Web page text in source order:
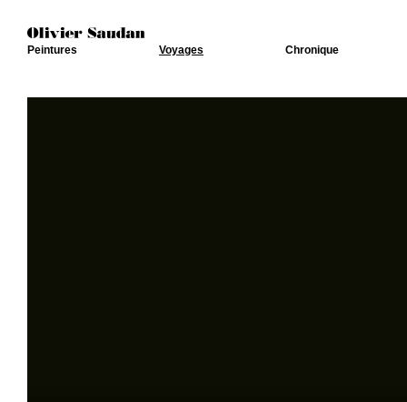
Peintures Voyages Chronique